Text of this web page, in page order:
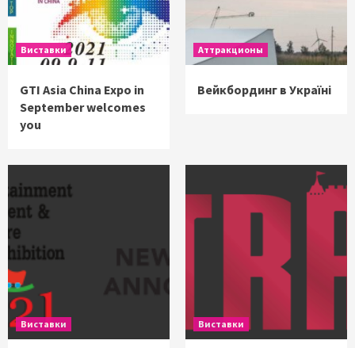
Виставки
GTI Asia China Expo in
September welcomes
you
Аттракционы
Вейкбординг в Україні
Виставки Виставки